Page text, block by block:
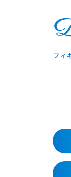
フィ